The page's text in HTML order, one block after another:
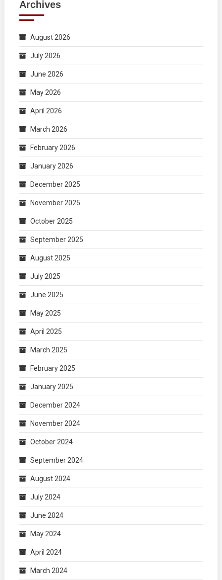
Archives
August 2026
July 2026
June 2026
May 2026
April 2026
March 2026
February 2026
January 2026
December 2025
November 2025
October 2025
September 2025
August 2025
July 2025
June 2025
May 2025
April 2025
March 2025
February 2025
January 2025
December 2024
November 2024
October 2024
September 2024
August 2024
July 2024
June 2024
May 2024
April 2024
March 2024